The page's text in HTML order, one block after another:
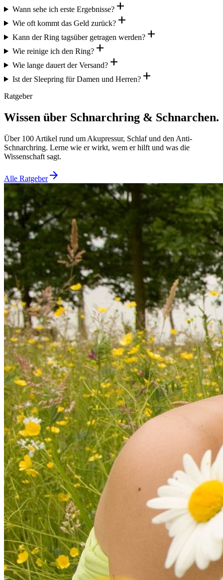
Wann sehe ich erste Ergebnisse?add
Wie oft kommt das Geld zurück?add
Kann der Ring tagsüber getragen werden?add
Wie reinige ich den Ring?add
Wie lange dauert der Versand?add
Ist der Sleepring für Damen und Herren?add
Ratgeber
Wissen über Schnarchring & Schnarchen.
Über 100 Artikel rund um Akupressur, Schlaf und den Anti-
Schnarchring. Lerne wie er wirkt, wem er hilft und was die
Wissenschaft sagt.
Alle Ratgeberarrow_forward